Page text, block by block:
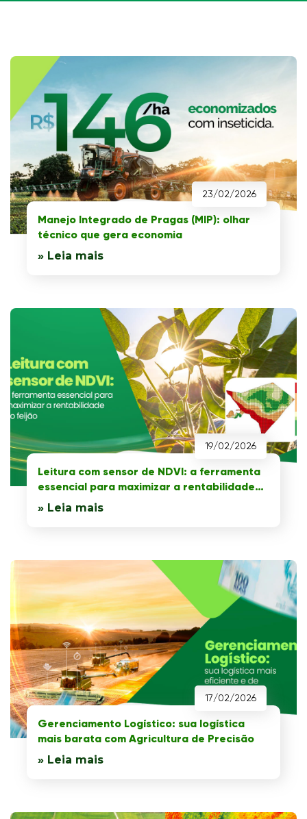
23/02/2026
Manejo Integrado de Pragas (MIP): olhar
técnico que gera economia
» Leia mais
19/02/2026
Leitura com sensor de NDVI: a ferramenta
essencial para maximizar a rentabilidade
do feijão
» Leia mais
17/02/2026
Gerenciamento Logístico: sua logística
mais barata com Agricultura de Precisão
» Leia mais